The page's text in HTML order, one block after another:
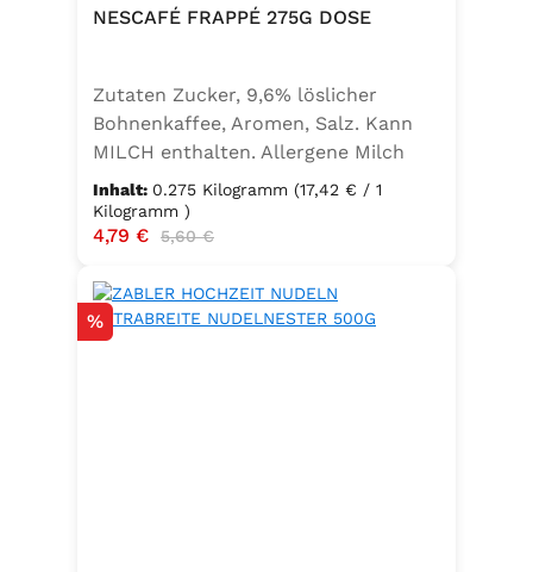
NESCAFÉ FRAPPÉ 275G DOSE
Zutaten Zucker, 9,6% löslicher
Bohnenkaffee, Aromen, Salz. Kann
MILCH enthalten. Allergene Milch
und daraus gewonnene Erzeugnisse
Inhalt: 0.275 Kilogramm (17,42 € / 1
Kilogramm )
Verkaufspreis:
4,79 € Regulärer Preis:
5,60 €
Rabatt
%